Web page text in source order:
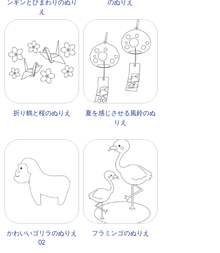
ンギンとひまわりのぬり
え
のぬりえ
折り鶴と桜のぬりえ
夏を感じさせる風鈴のぬ
りえ
かわいいゴリラのぬりえ
02
フラミンゴのぬりえ